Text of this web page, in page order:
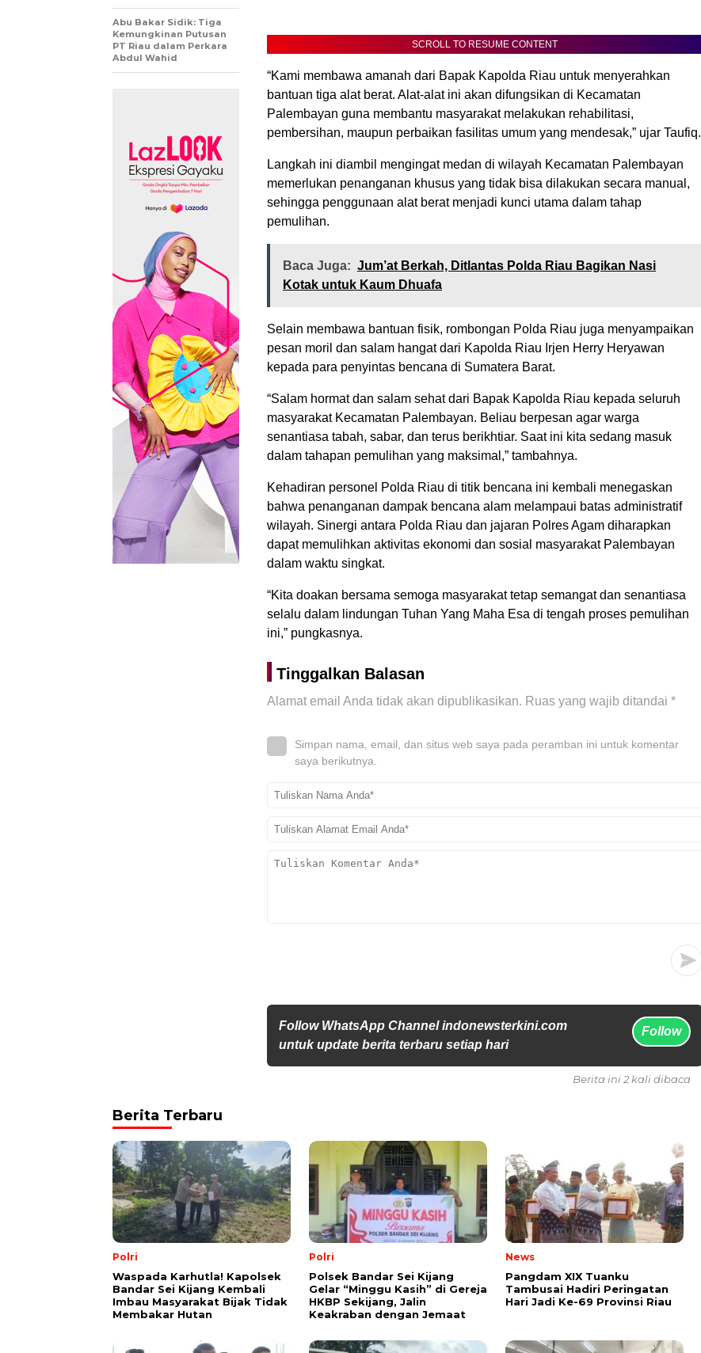
SCROLL TO RESUME CONTENT
“Kami membawa amanah dari Bapak Kapolda Riau untuk menyerahkan
bantuan tiga alat berat. Alat-alat ini akan difungsikan di Kecamatan
Palembayan guna membantu masyarakat melakukan rehabilitasi,
pembersihan, maupun perbaikan fasilitas umum yang mendesak,” ujar Taufiq.
Langkah ini diambil mengingat medan di wilayah Kecamatan Palembayan
memerlukan penanganan khusus yang tidak bisa dilakukan secara manual,
sehingga penggunaan alat berat menjadi kunci utama dalam tahap
pemulihan.
Baca Juga: Jum’at Berkah, Ditlantas Polda Riau Bagikan Nasi
Kotak untuk Kaum Dhuafa
Selain membawa bantuan fisik, rombongan Polda Riau juga menyampaikan
pesan moril dan salam hangat dari Kapolda Riau Irjen Herry Heryawan
kepada para penyintas bencana di Sumatera Barat.
“Salam hormat dan salam sehat dari Bapak Kapolda Riau kepada seluruh
masyarakat Kecamatan Palembayan. Beliau berpesan agar warga
senantiasa tabah, sabar, dan terus berikhtiar. Saat ini kita sedang masuk
dalam tahapan pemulihan yang maksimal,” tambahnya.
Kehadiran personel Polda Riau di titik bencana ini kembali menegaskan
bahwa penanganan dampak bencana alam melampaui batas administratif
wilayah. Sinergi antara Polda Riau dan jajaran Polres Agam diharapkan
dapat memulihkan aktivitas ekonomi dan sosial masyarakat Palembayan
dalam waktu singkat.
“Kita doakan bersama semoga masyarakat tetap semangat dan senantiasa
selalu dalam lindungan Tuhan Yang Maha Esa di tengah proses pemulihan
ini,” pungkasnya.
Tinggalkan Balasan
Alamat email Anda tidak akan dipublikasikan. Ruas yang wajib ditandai *
Simpan nama, email, dan situs web saya pada peramban ini untuk komentar
saya berikutnya.
Follow WhatsApp Channel indonewsterkini.com
untuk update berita terbaru setiap hari
Follow
Abu Bakar Sidik: Tiga
Kemungkinan Putusan
PT Riau dalam Perkara
Abdul Wahid
Berita ini 2 kali dibaca
Berita Terbaru
Polri
Waspada Karhutla! Kapolsek
Bandar Sei Kijang Kembali
Imbau Masyarakat Bijak Tidak
Membakar Hutan
Polri
Polsek Bandar Sei Kijang
Gelar “Minggu Kasih” di Gereja
HKBP Sekijang, Jalin
Keakraban dengan Jemaat
News
Pangdam XIX Tuanku
Tambusai Hadiri Peringatan
Hari Jadi Ke-69 Provinsi Riau